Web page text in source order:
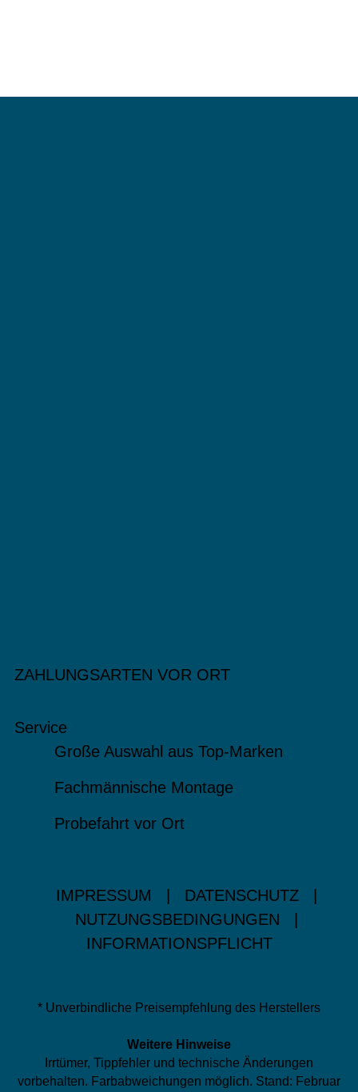
ZAHLUNGSARTEN VOR ORT
Service
Große Auswahl aus Top-Marken
Fachmännische Montage
Probefahrt vor Ort
IMPRESSUM DATENSCHUTZ
NUTZUNGSBEDINGUNGEN
INFORMATIONSPFLICHT
* Unverbindliche Preisempfehlung des Herstellers
Weitere Hinweise
Irrtümer, Tippfehler und technische Änderungen
vorbehalten. Farbabweichungen möglich. Stand: Februar